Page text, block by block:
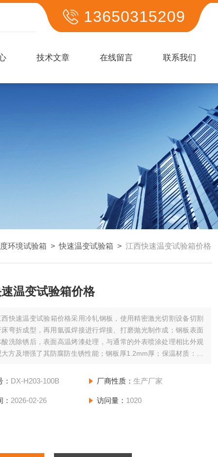
13650315209
技术文章 在线留言 联系我们
环境试验箱 >快速温变试验箱 > 江西快速温变试验箱价格
温变试验箱价格
西快速温变试验箱价格采用冷轧钢板，使用精密激光切割设备切割
弯折成型，再用氩弧焊接进行焊接、打磨抛光制作成；钢板表面
洗除锈后，表面高温烤漆处理，与通常的外表喷涂处理相比外观
方及增强了其防腐防生锈性能；钢板厚1.2mm厚；保温材质：聚
，节约电能及减小对设备外围环境温度的影响都具有很好的
DX-H203-100B 厂商性质： 生产厂家
2026-02-26 访问量： 1020